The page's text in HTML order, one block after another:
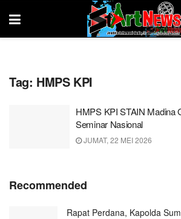
Tag: HMPS KPI
HMPS KPI STAIN Madina
Seminar Nasional
JUMAT, 22 MEI 2026
Recommended
Rapat Perdana, Kapolda